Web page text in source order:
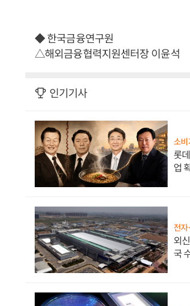
◆ 한국금융연구원
△해외금융협력지원센터장 이윤석
인기기사
소비
롯
업
전자
외
국